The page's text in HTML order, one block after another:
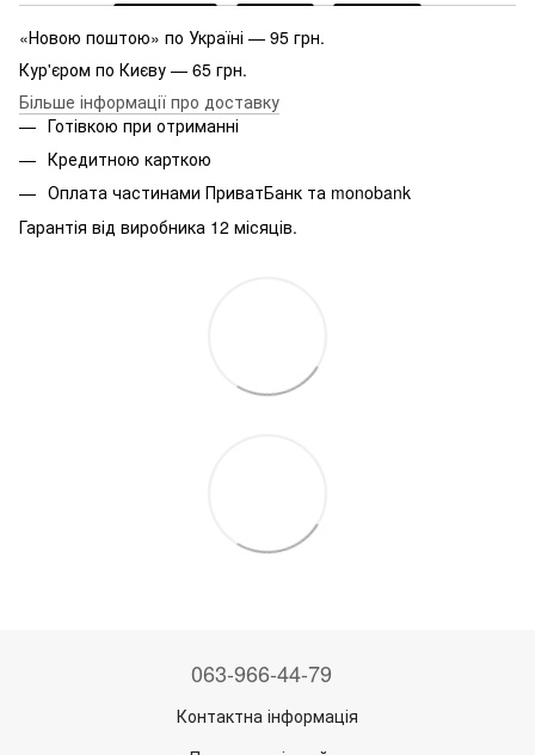
«Новою поштою» по Україні — 95 грн.
Кур'єром по Києву — 65 грн.
Більше інформації про доставку
Готівкою при отриманні
Кредитною карткою
Оплата частинами ПриватБанк та monobank
Гарантія від виробника 12 місяців.
063-966-44-79
Контактна інформація